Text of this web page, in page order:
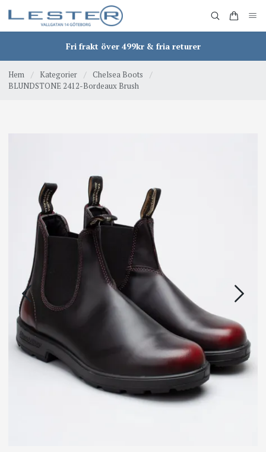
Fri frakt över 499kr & fria returer
Hem / Kategorier / Chelsea Boots
/
BLUNDSTONE 2412-Bordeaux Brush